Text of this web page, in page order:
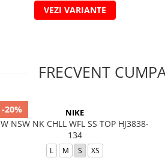
VEZI VARIANTE
FRECVENT
-20% NIKE
W NSW NK CHLL WFL SS TOP HJ3838-
134
L M S XS